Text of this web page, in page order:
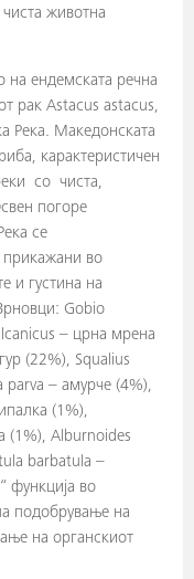
животна
на ендемската речна
рак Astacus astacus,
Река. Македонската
карактеристичен
со чиста,
погоре
се
прикажани во
и густина на
Gobio
– црна мрена
(22%), Squalius
parva – амурче (4%),
(1%),
(1%), Alburnoides
barbatula –
функција во
подобрување на
на органскиот